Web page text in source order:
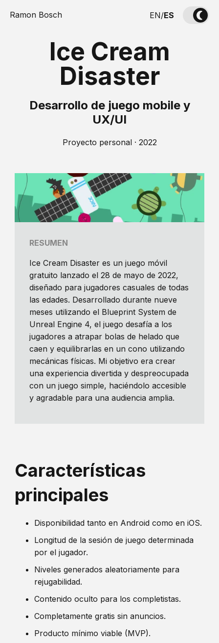
Ramon Bosch EN/ES
Ice Cream
Disaster
Desarrollo de juego mobile y
UX/UI
Proyecto personal · 2022
RESUMEN
Ice Cream Disaster es un juego móvil
gratuito lanzado el 28 de mayo de 2022,
diseñado para jugadores casuales de todas
las edades. Desarrollado durante nueve
meses utilizando el Blueprint System de
Unreal Engine 4, el juego desafía a los
jugadores a atrapar bolas de helado que
caen y equilibrarlas en un cono utilizando
mecánicas físicas. Mi objetivo era crear
una experiencia divertida y despreocupada
con un juego simple, haciéndolo accesible
y agradable para una audiencia amplia.
Características
principales
Disponibilidad tanto en Android como en iOS.
Longitud de la sesión de juego determinada
por el jugador.
Niveles generados aleatoriamente para
rejugabilidad.
Contenido oculto para los completistas.
Completamente gratis sin anuncios.
Producto mínimo viable (MVP).